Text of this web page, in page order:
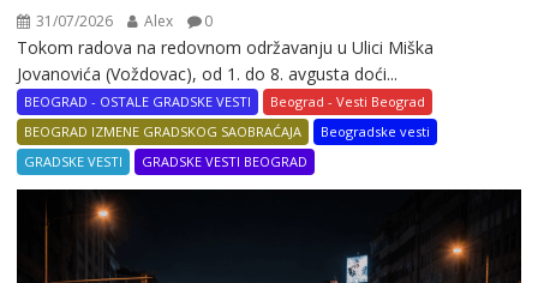
31/07/2026 Alex 0
Tokom radova na redovnom održavanju u Ulici Miška
Jovanovića (Voždovac), od 1. do 8. avgusta doći...
BEOGRAD - OSTALE GRADSKE VESTI
Beograd - Vesti Beograd
BEOGRAD IZMENE GRADSKOG SAOBRAĆAJA
Beogradske vesti
GRADSKE VESTI
GRADSKE VESTI BEOGRAD